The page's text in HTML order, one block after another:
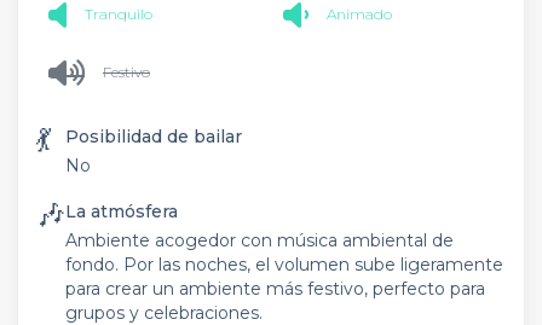
Tranquilo Animado
Festivo
💃
Posibilidad de bailar
No
🎶La atmósfera
Ambiente acogedor con música ambiental de
fondo. Por las noches, el volumen sube ligeramente
para crear un ambiente más festivo, perfecto para
grupos y celebraciones.